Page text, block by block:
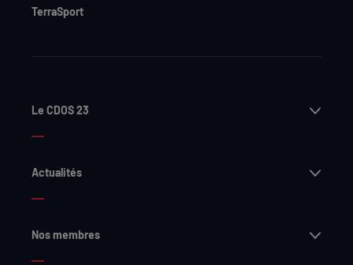
TerraSport
Le CDOS 23
Actualités
Nos membres